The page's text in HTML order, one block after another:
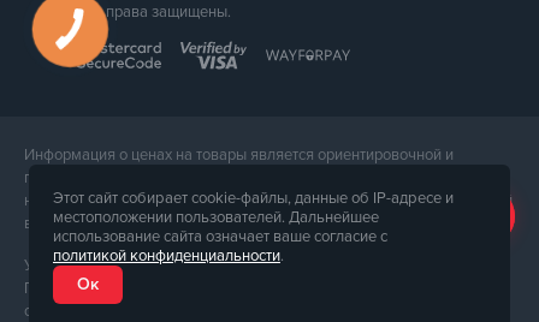
Все права защищены.
Информация о ценах на товары является ориентировочной и
предоставляется для справки. Точная стоимость товара будет
названа менеджером магазина при подтверждении заказа. Внешний
вид и комплектация товара может отличаться от его фотографии.
Услуги предоставляет ФЛП Тюпа Петр Павлович, ИПН 2770105454.
Политика конфиденциальности доступна по
оферта доступна по
Этот сайт собирает cookie-файлы, данные об IP-адресе и
местоположении пользователей. Дальнейшее
использование сайта означает ваше согласие с
политикой конфиденциальности.
Ок
КНОПКА
ЗВ'ЯЗКУ